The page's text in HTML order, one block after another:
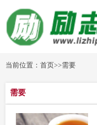
当前位置：首页>>需要
需要